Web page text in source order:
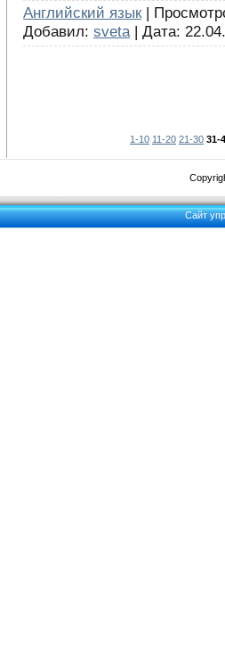
Английский язык|
Добавил: sveta | Дата:
1-10 11-20 21-30 31-
Сайт